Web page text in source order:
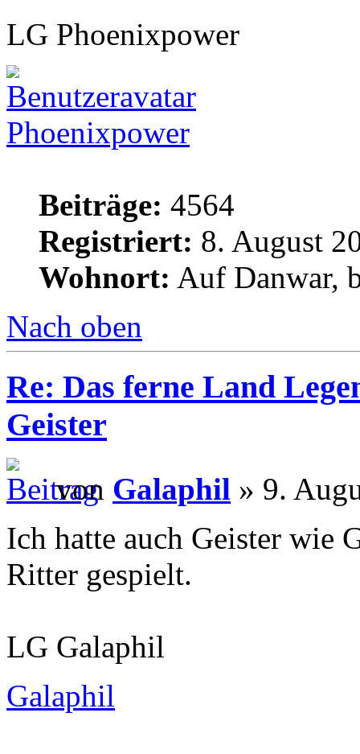
LG Phoenixpower
Phoenixpower
Beiträge: 4564
Registriert: 8. August
Wohnort: Auf Danwar,
Nach oben
Re: Das ferne Land
Geister
von Galaphil » 9.
Ich hatte auch Geister wie
Ritter gespielt.
LG Galaphil
Galaphil